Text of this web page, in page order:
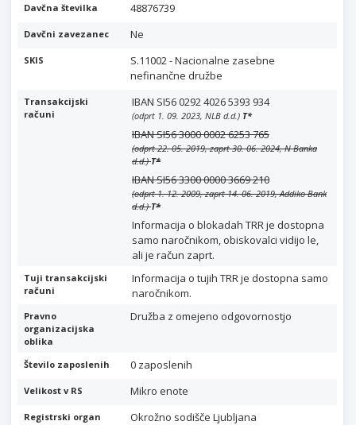
Davčna številka 48876739
Davčni zavezanec Ne
SKIS
S.11002 - Nacionalne zasebne
nefinančne družbe
Transakcijski
računi
IBAN SI56 0292 4026 5393 934
(odprt 1. 09. 2023, NLB d.d.) T*
IBAN SI56 3000 0002 6253 765
(odprt 22. 05. 2019, zaprt 30. 06. 2024, N Banka
d.d.)T*
IBAN SI56 3300 0000 3669 210
(odprt 1. 12. 2009, zaprt 14. 06. 2019, Addiko Bank
d.d.)T*
Informacija o blokadah TRR je dostopna
samo naročnikom, obiskovalci vidijo le,
ali je račun zaprt.
Tuji transakcijski
računi
Informacija o tujih TRR je dostopna samo
naročnikom.
Pravno
organizacijska
oblika
Družba z omejeno odgovornostjo
Število zaposlenih 0 zaposlenih
Velikost v RS Mikro enote
Registrski organ Okrožno sodišče Ljubljana